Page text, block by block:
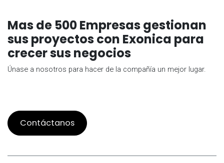
Mas de 500 Empresas gestionan
sus proyectos con Exonica para
crecer sus negocios
Únase a nosotros para hacer de la compañía un mejor lugar.
Contáctanos